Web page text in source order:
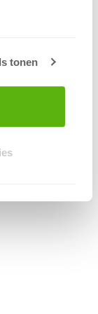
tonen